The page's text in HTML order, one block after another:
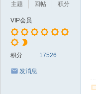
主题
回帖
积分
VIP会员
积分 17526
发消息